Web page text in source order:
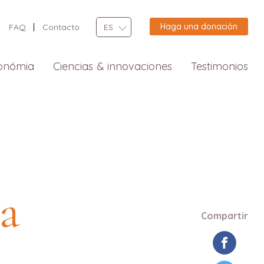
FAQ Contacto ES Haga una donación
Ciencias & innovaciones Testimonios
Compartir